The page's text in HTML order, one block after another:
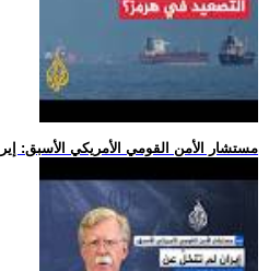
.. مستشار الأمن القومي الأمريكي الأسبق: